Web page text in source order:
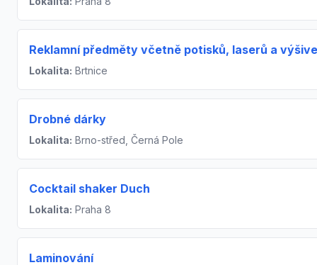
Reklamní předměty včetně potisků, laserů a
Lokalita: Brtnice
Drobné dárky
Lokalita: Brno-střed, Černá Pole
Cocktail shaker Duch
Lokalita: Praha 8
Laminování